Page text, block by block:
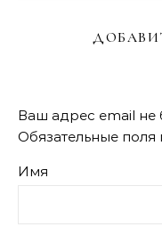
Ваш адрес email не
Обязательные
Имя